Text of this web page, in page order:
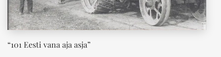
“101 Eesti vana aja asja”